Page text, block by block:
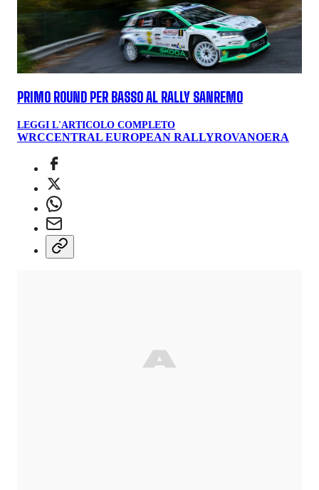
PRIMO ROUND PER BASSO AL RALLY SANREMO
LEGGI L'ARTICOLO COMPLETO
WRCCENTRAL EUROPEAN RALLYROVANOERA